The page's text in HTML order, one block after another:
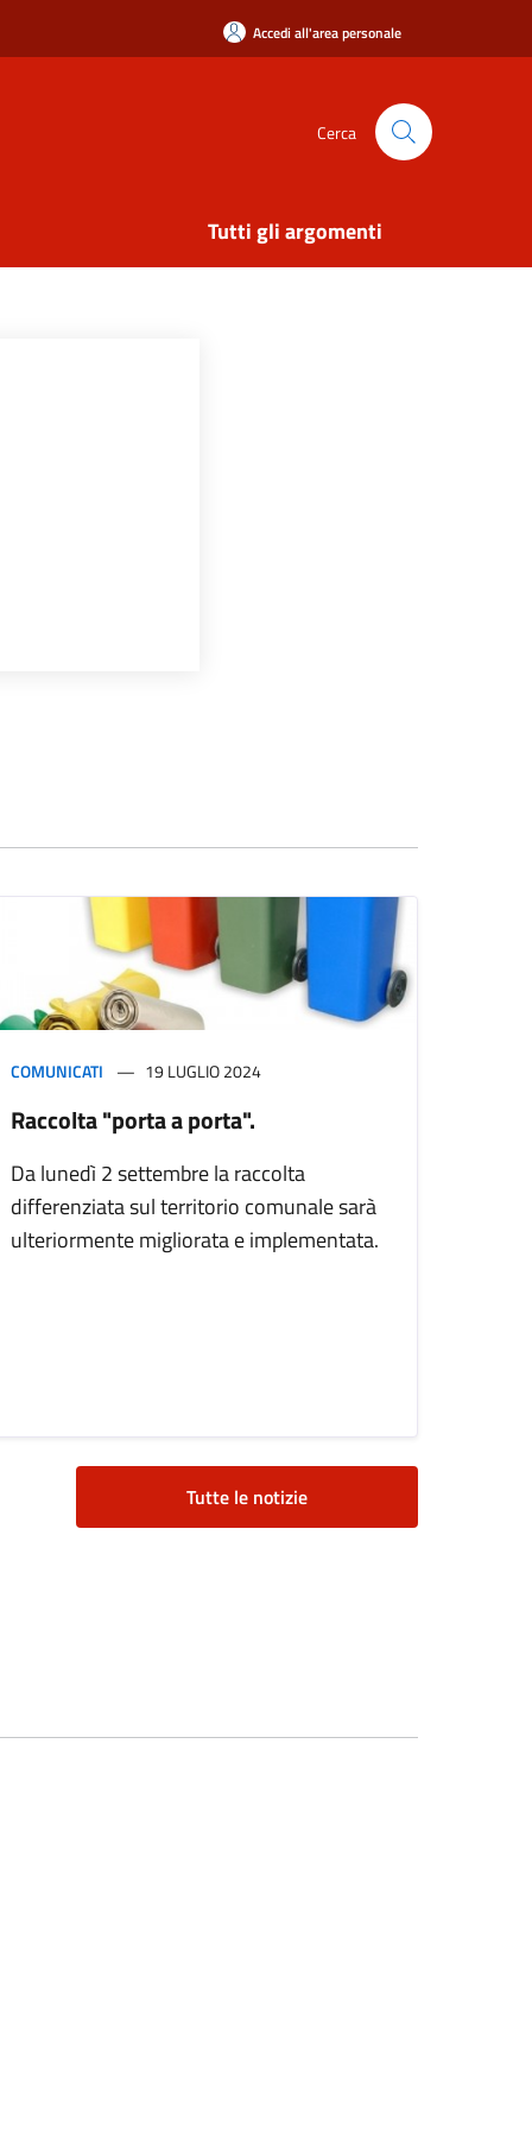
Accedi all'area personale
Cerca
Tutti gli argomenti
COMUNICATI 19 LUGLIO 2024
Raccolta "porta a porta".
Da lunedì 2 settembre la raccolta
differenziata sul territorio comunale sarà
ulteriormente migliorata e implementata.
Tutte le notizie